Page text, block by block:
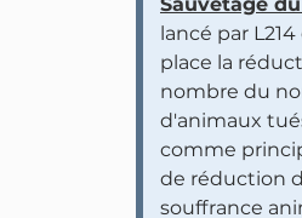
lancé par L214
place la
nombre du
d'animaux
comme
de réduction
souffrance